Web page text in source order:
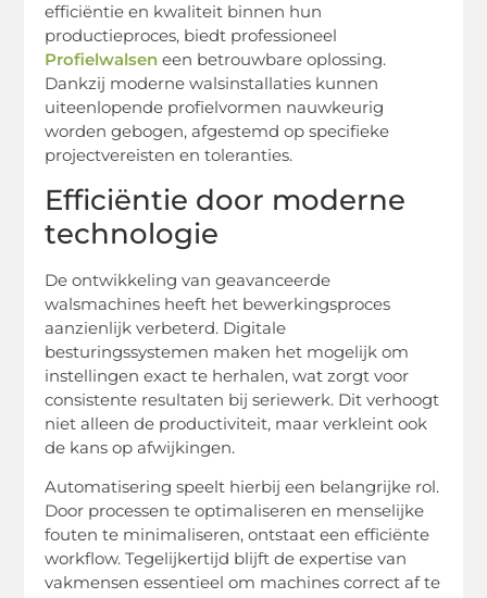
efficiëntie en kwaliteit binnen hun
productieproces, biedt professioneel
Profielwalsen een betrouwbare oplossing.
Dankzij moderne walsinstallaties kunnen
uiteenlopende profielvormen nauwkeurig
worden gebogen, afgestemd op specifieke
projectvereisten en toleranties.
Efficiëntie door moderne
technologie
De ontwikkeling van geavanceerde
walsmachines heeft het bewerkingsproces
aanzienlijk verbeterd. Digitale
besturingssystemen maken het mogelijk om
instellingen exact te herhalen, wat zorgt voor
consistente resultaten bij seriewerk. Dit verhoogt
niet alleen de productiviteit, maar verkleint ook
de kans op afwijkingen.
Automatisering speelt hierbij een belangrijke rol.
Door processen te optimaliseren en menselijke
fouten te minimaliseren, ontstaat een efficiënte
workflow. Tegelijkertijd blijft de expertise van
vakmensen essentieel om machines correct af te